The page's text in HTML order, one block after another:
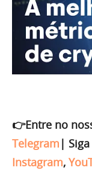
👉Entre no
Telegram |
Instagram,